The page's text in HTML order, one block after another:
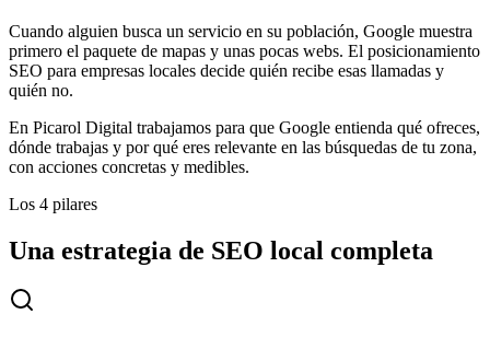
Cuando alguien busca un servicio en su población, Google muestra
primero el paquete de mapas y unas pocas webs. El posicionamiento
SEO para empresas locales decide quién recibe esas llamadas y
quién no.
En Picarol Digital trabajamos para que Google entienda qué ofreces,
dónde trabajas y por qué eres relevante en las búsquedas de tu zona,
con acciones concretas y medibles.
Los 4 pilares
Una estrategia de SEO local completa